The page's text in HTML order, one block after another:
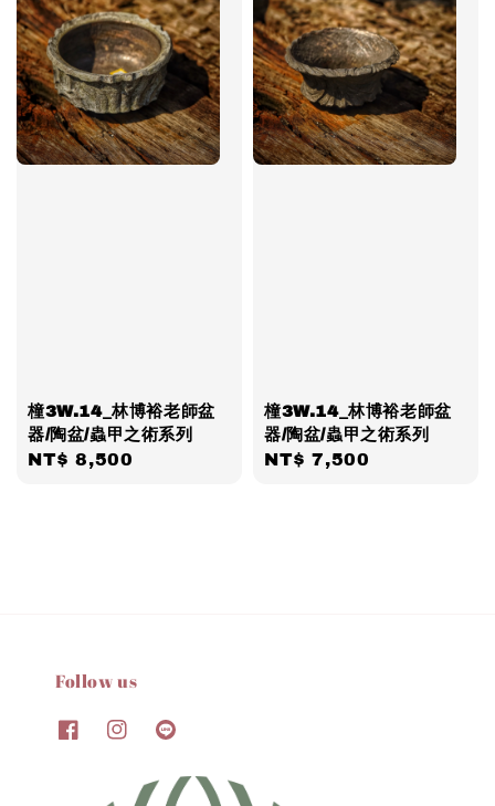
橦3W.14_林博裕老師盆
器/陶盆/蟲甲之術系列
Regular
NT$ 8,500
橦3W.14_林博裕老師盆
器/陶盆/蟲甲之術系列
Regular
NT$ 7,500
Follow us